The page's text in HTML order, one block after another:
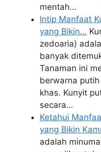
mentah…
Intip Manfaat
yang Bikin…
zedoaria)
banyak
Tanaman ini
berwarna
khas. Kunyit
secara…
Ketahui
yang Bikin
adalah